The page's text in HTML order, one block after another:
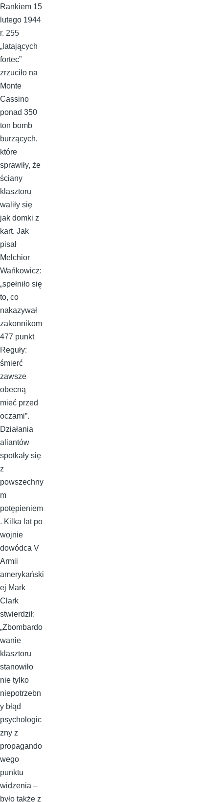
Rankiem 15
lutego 1944
r. 255
„latających
fortec”
zrzuciło na
Monte
Cassino
ponad 350
ton bomb
burzących,
które
sprawiły, że
ściany
klasztoru
waliły się
jak domki z
kart. Jak
pisał
Melchior
Wańkowicz:
„spełniło się
to, co
nakazywał
zakonnikom
477 punkt
Reguły:
śmierć
zawsze
obecną
mieć przed
oczami”.
Działania
aliantów
spotkały się
z
powszechny
m
potępieniem
. Kilka lat po
wojnie
dowódca V
Armii
amerykański
ej Mark
Clark
stwierdził:
„Zbombardo
wanie
klasztoru
stanowiło
nie tylko
niepotrzebn
y błąd
psychologic
zny z
propagando
wego
punktu
widzenia –
było także z